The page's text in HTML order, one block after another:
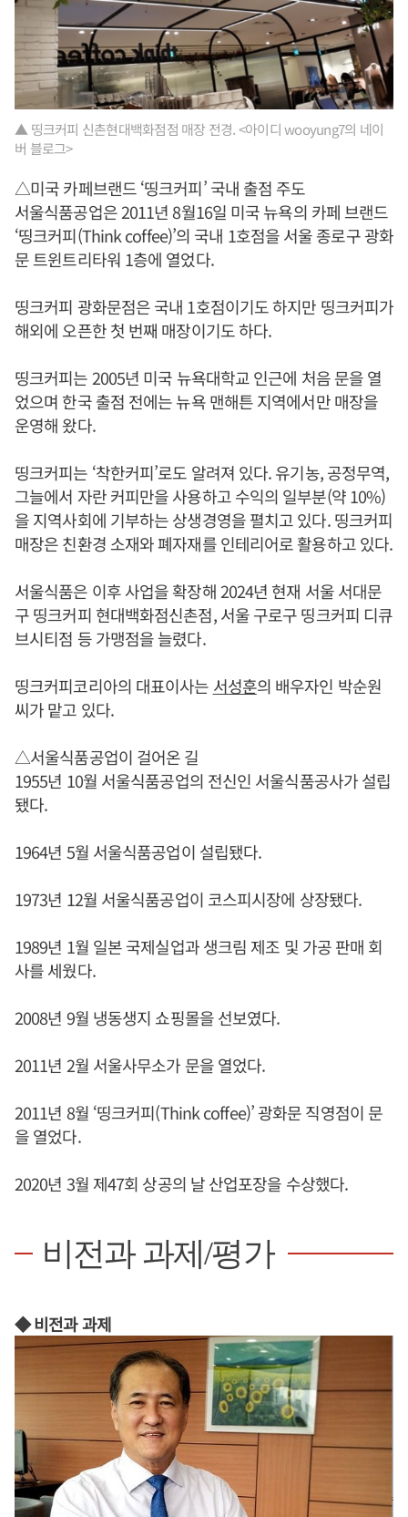
▲ 띵크커피 신촌현대백화점점 매장 전경. <아이디 wooyung7의 네이
버 블로그>
△미국 카페브랜드 ‘띵크커피’ 국내 출점 주도
서울식품공업은 2011년 8월16일 미국 뉴욕의 카페 브랜드
‘띵크커피(Think coffee)’의 국내 1호점을 서울 종로구 광화
문 트윈트리타워 1층에 열었다.
띵크커피 광화문점은 국내 1호점이기도 하지만 띵크커피가
해외에 오픈한 첫 번째 매장이기도 하다.
띵크커피는 2005년 미국 뉴욕대학교 인근에 처음 문을 열
었으며 한국 출점 전에는 뉴욕 맨해튼 지역에서만 매장을
운영해 왔다.
띵크커피는 ‘착한커피’로도 알려져 있다. 유기농, 공정무역,
그늘에서 자란 커피만을 사용하고 수익의 일부분(약 10%)
을 지역사회에 기부하는 상생경영을 펼치고 있다. 띵크커피
매장은 친환경 소재와 폐자재를 인테리어로 활용하고 있다.
서울식품은 이후 사업을 확장해 2024년 현재 서울 서대문
구 띵크커피 현대백화점신촌점, 서울 구로구 띵크커피 디큐
브시티점 등 가맹점을 늘렸다.
띵크커피코리아의 대표이사는 서성훈의 배우자인 박순원
씨가 맡고 있다.
△서울식품공업이 걸어온 길
1955년 10월 서울식품공업의 전신인 서울식품공사가 설립
됐다.
1964년 5월 서울식품공업이 설립됐다.
1973년 12월 서울식품공업이 코스피시장에 상장됐다.
1989년 1월 일본 국제실업과 생크림 제조 및 가공 판매 회
사를 세웠다.
2008년 9월 냉동생지 쇼핑몰을 선보였다.
2011년 2월 서울사무소가 문을 열었다.
2011년 8월 ‘띵크커피(Think coffee)’ 광화문 직영점이 문
을 열었다.
2020년 3월 제47회 상공의 날 산업포장을 수상했다.
비전과 과제/평가
◆ 비전과 과제